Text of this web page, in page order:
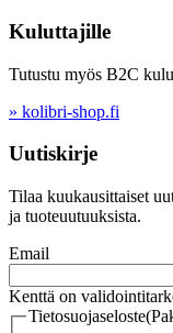
Kuluttajille
Tutustu myös B2C
» kolibri-shop.fi
Uutiskirje
Tilaa kuukausittaiset
ja tuoteuutuuksista.
Email
Kenttä on
Tietosuojaseloste